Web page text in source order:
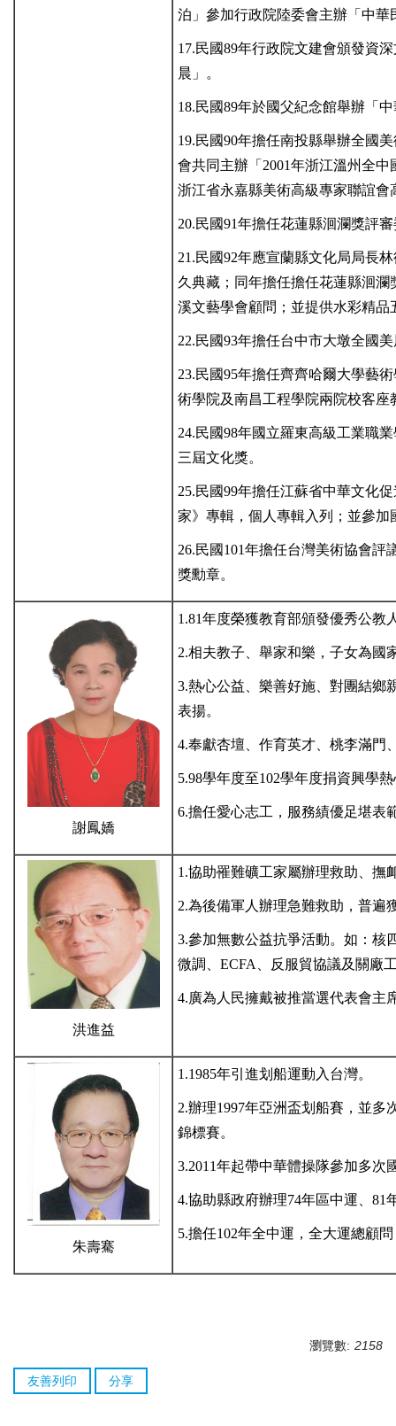
泊」參加行政院陸委會主辦「中
17.民國89年行政院文建會頒發資
晨」。
18.民國89年於國父紀念館舉辦「
19.民國90年擔任南投縣舉辦全國
會共同主辦「2001年浙江溫州全
浙江省永嘉縣美術高級專家聯誼
20.民國91年擔任花蓮縣洄瀾獎評
21.民國92年應宣蘭縣文化局局長
久典藏；同年擔任擔任花蓮縣洄
溪文藝學會顧問；並提供水彩精
22.民國93年擔任台中市大墩全國
23.民國95年擔任齊齊哈爾大學藝
術學院及南昌工程學院兩院校客
24.民國98年國立羅東高級工業職
三屆文化獎。
25.民國99年擔任江蘇省中華文化
家》專輯，個人專輯入列；並參
26.民國101年擔任台灣美術協會
獎勳章。
謝鳳嬌
1.81年度榮獲教育部頒發優秀公教
2.相夫教子、舉家和樂，子女為國
3.熱心公益、樂善好施、對團結鄉
表揚。
4.奉獻杏壇、作育英才、桃李滿門
5.98學年度至102學年度捐資興學
6.擔任愛心志工，服務績優足堪表
洪進益
1.協助罹難礦工家屬辦理救助、撫
2.為後備軍人辦理急難救助，普遍
3.參加無數公益抗爭活動。如：核
微調、ECFA、反服貿協議及關廠
4.廣為人民擁戴被推當選代表會主
朱壽騫
1.1985年引進划船運動入台灣。
2.辦理1997年亞洲盃划船賽，並
錦標賽。
3.2011年起帶中華體操隊參加多次
4.協助縣政府辦理74年區中運、81
5.擔任102年全中運，全大運總顧
瀏覽數: 2158
友善列印 分享